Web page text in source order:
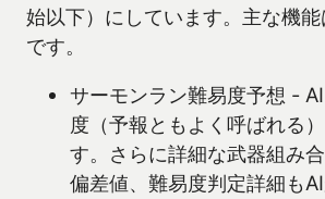
始以下）にしています。主な機能
です。
サーモンラン難易度予想 -
度（予報ともよく呼ばれる
す。さらに詳細な武器組み
偏差値、難易度判定詳細も